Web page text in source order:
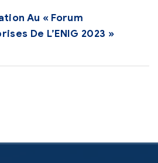
Au « Forum
De L’ENIG 2023 »